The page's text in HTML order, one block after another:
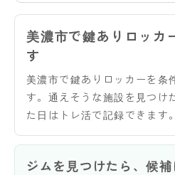
美濃市で鍵ありロッカ
す
美濃市で鍵ありロッカーを条
す。通えそうな施設を見つけ
た日はトレ活で記録できます。
ジムを見つけたら、候補